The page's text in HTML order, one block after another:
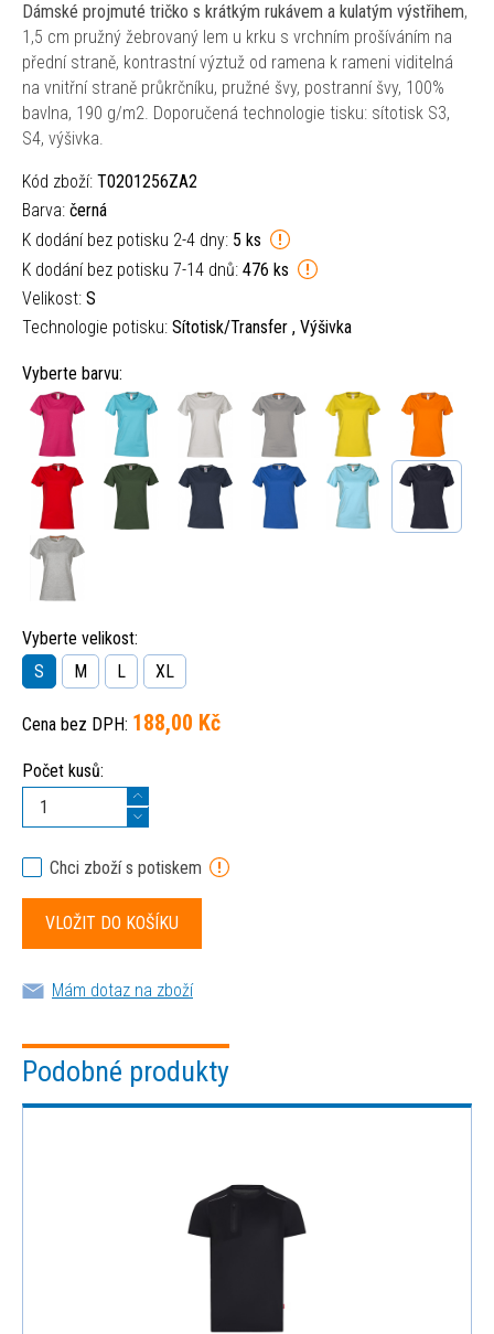
Dámské projmuté tričko s krátkým rukávem a kulatým výstřihem,
1,5 cm pružný žebrovaný lem u krku s vrchním prošíváním na
přední straně, kontrastní výztuž od ramena k rameni viditelná
na vnitřní straně průkrčníku, pružné švy, postranní švy, 100%
bavlna, 190 g/m2. Doporučená technologie tisku: sítotisk S3,
S4, výšivka.
Kód zboží: T0201256ZA2
Barva: černá
K dodání bez potisku 2-4 dny: 5 ks
K dodání bez potisku 7-14 dnů: 476 ks
Velikost: S
Technologie potisku: Sítotisk/Transfer , Výšivka
Vyberte barvu:
Vyberte velikost:
S
M L XL
Cena bez DPH: 188,00 Kč
Počet kusů:
Chci zboží s potiskem
Mám dotaz na zboží
Podobné produkty